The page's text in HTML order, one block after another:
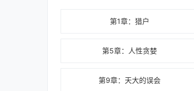
第1章：猎户
第5章：人性贪婪
第9章：天大的误会